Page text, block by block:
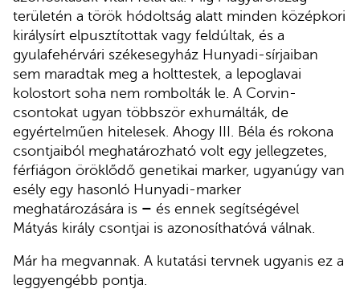
területén a török hódoltság alatt minden középkori
királysírt elpusztítottak vagy feldúltak, és a
gyulafehérvári székesegyház Hunyadi-sírjaiban
sem maradtak meg a holttestek, a lepoglavai
kolostort soha nem rombolták le. A Corvin-
csontokat ugyan többször exhumálták, de
egyértelműen hitelesek. Ahogy III. Béla és rokona
csontjaiból meghatározható volt egy jellegzetes,
férfiágon öröklődő genetikai marker, ugyanúgy van
esély egy hasonló Hunyadi-marker
meghatározására is – és ennek segítségével
Mátyás király csontjai is azonosíthatóvá válnak.
Már ha megvannak. A kutatási tervnek ugyanis ez a
leggyengébb pontja.